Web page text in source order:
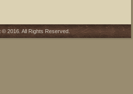
© 2016. All Rights Reserved.